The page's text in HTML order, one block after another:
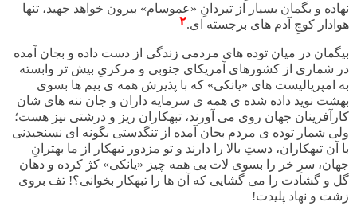
نهاده و بگمان بسیار از تیردانِ «عموسام» بیرون خواهد جهید، تنها
هوادار کوچِ آدم های برجسته ای.۲
بیگمان در میان توده های مردمی زندگی از دست داده و بجان آمده
در شماری از کشورهای آمریکای جنوبی و مرکزیِ بیش تر وابسته
به امپریالیست های «یانکی» که با پذیرش همه ی بیم ها بسوی
بهشت نوید داده شده ی همه ی سرمایه داران و جان ننه های شان
کارآفرینان جهان روی می آورند، تبهکاران ریز و درشتی نیز هست؛
ولی شمار توده ی مردم بحان آمده از تنگدستی بگونه ای نسنجیدنی
با آن تبهکاران، دستِ بالا را دارند و تو مزدور تبهکار از ما بهترانِ
جهان، سرِ خر را بسوی لات بی همه چیز «یانکی» کژ کرده و دهان
گل و گشادت را می گشایی که آن ها را تبهکار بخوانی؟! تف بروی
زشت و نهاد پلیدت!